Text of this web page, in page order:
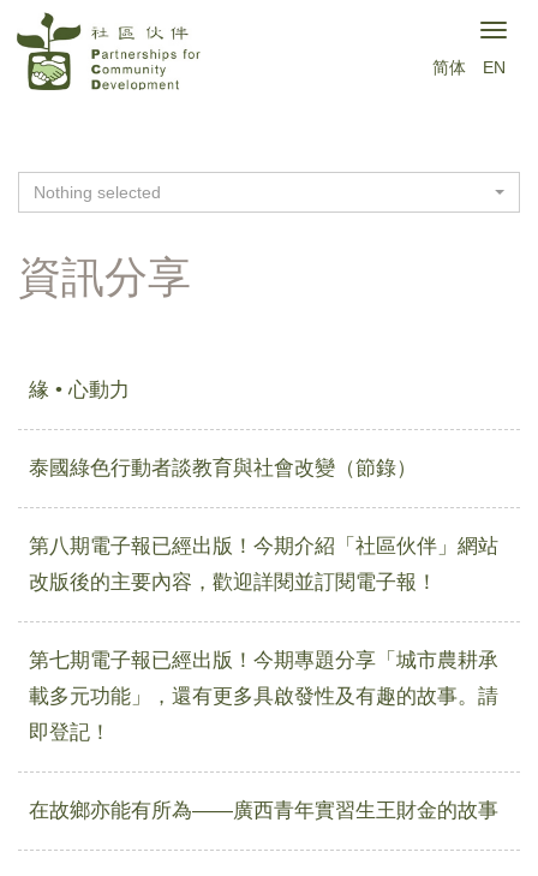
至
简体 EN
Nothing selected
資訊分享
緣 • 心動力
泰國綠色行動者談教育與社會改變（節錄）
第八期電子報已經出版！今期介紹「社區伙伴」網站
改版後的主要內容，歡迎詳閱並訂閱電子報！
第七期電子報已經出版！今期專題分享「城市農耕承
載多元功能」，還有更多具啟發性及有趣的故事。請
即登記！
在故鄉亦能有所為——廣西青年實習生王財金的故事